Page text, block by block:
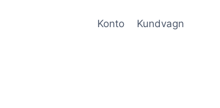
Konto Kundvagn